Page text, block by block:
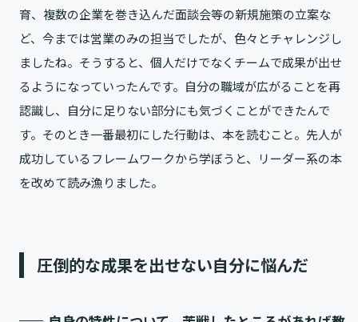
育、複数の企業を巻き込んだ面談会等の新規施策の立案な
ど、今までは営業のみの担当でしたが、色々とチャレンジし
ましたね。そうすると、個人だけでなくチームで成果が出せ
るようになっていったんです。自分の職域が広がることを再
認識し、自分に足りない部分にも気づくことができたんで
す。そのとき一番最初にした行動は、本を読むこと。先人が
成功しているフレームワークから学ぼうと、リーダー系の本
を改めて読み漁りました。
圧倒的な成果を出せない自分に悩んだ